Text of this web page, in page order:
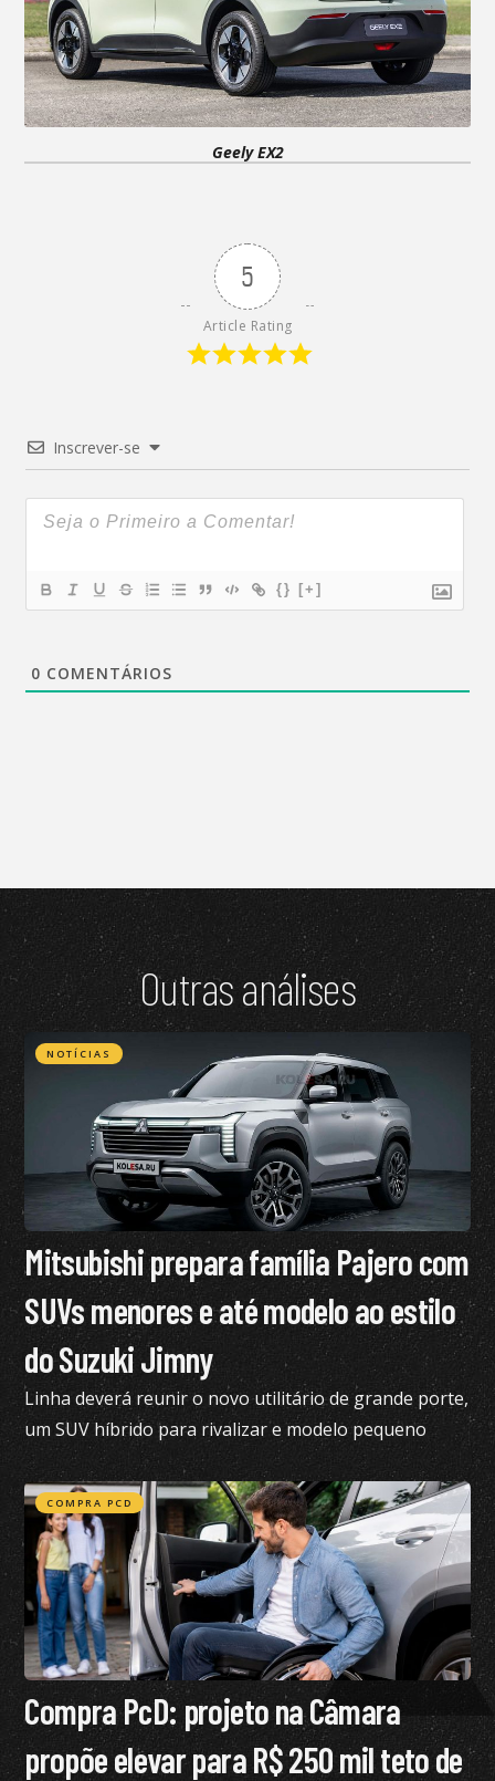
Geely EX2
5
Article Rating
Inscrever-se
{} [+]
0 COMENTÁRIOS
Outras análises
NOTÍCIAS
Mitsubishi prepara família Pajero com
SUVs menores e até modelo ao estilo
do Suzuki Jimny
Linha deverá reunir o novo utilitário de grande porte,
um SUV híbrido para rivalizar e modelo pequeno
semelhante ao Suzuki Jimny
COMPRA PCD
Compra PcD: projeto na Câmara
propõe elevar para R$ 250 mil teto de